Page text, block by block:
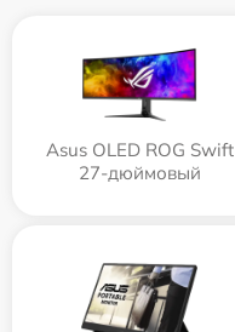
Asus OLED ROG Swift
27-дюймовый